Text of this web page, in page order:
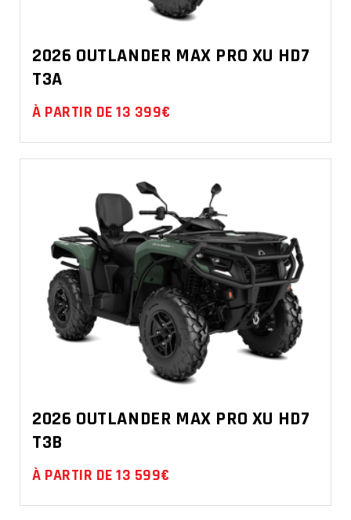
2026 OUTLANDER MAX PRO XU HD7
T3A
À PARTIR DE 13 399€
2026 OUTLANDER MAX PRO XU HD7
T3B
À PARTIR DE 13 599€